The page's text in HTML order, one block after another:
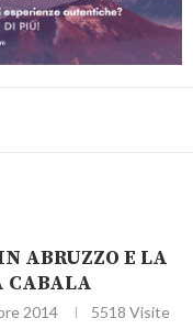
ABRUZZO E LA
CABALA
2014 5518 Visite